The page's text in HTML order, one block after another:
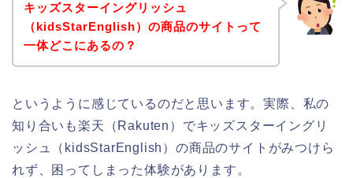
キッズスターイングリッシュ
（kidsStarEnglish）の商品のサイトって
一体どこにあるの？
というように感じているのだと思います。実際、私の
知り合いも楽天（Rakuten）でキッズスターイングリ
ッシュ（kidsStarEnglish）の商品のサイトがみつけら
れず、困ってしまった体験があります。